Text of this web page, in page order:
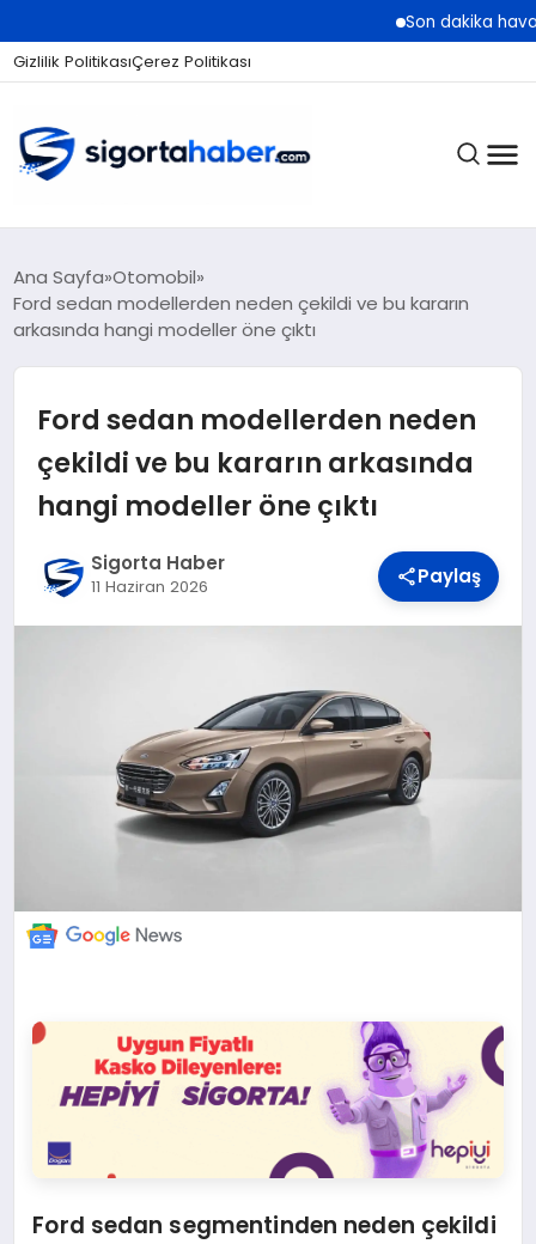
Son dakika hava
Gizlilik PolitikasıÇerez Politikası
SIGORTA
EKONOMI
BILIM VE TEKNOLOJI
Ana Sayfa Otomobil
Ford sedan modellerden neden çekildi ve bu kararın
arkasında hangi modeller öne çıktı
Ford sedan modellerden neden
çekildi ve bu kararın arkasında
hangi modeller öne çıktı
Sigorta Haber
11 Haziran 2026 Paylaş
Ford sedan segmentinden neden çekildi